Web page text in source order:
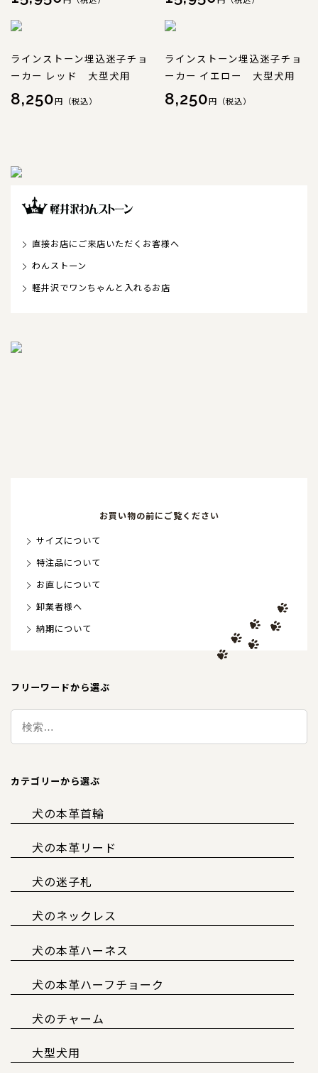
ラインストーン埋込迷子チョ
ーカー レッド 大型犬用
8,250円（税込）
ラインストーン埋込迷子チョ
ーカー イエロー 大型犬用
8,250円（税込）
直接お店にご来店いただくお客様へ
わんストーン
軽井沢でワンちゃんと入れるお店
お買い物の前にご覧ください
サイズについて
特注品について
お直しについて
卸業者様へ
納期について
フリーワードから選ぶ
カテゴリーから選ぶ
犬の本革首輪
犬の本革リード
犬の迷子札
犬のネックレス
犬の本革ハーネス
犬の本革ハーフチョーク
犬のチャーム
大型犬用